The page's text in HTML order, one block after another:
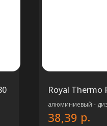
Royal Thermo
алюминиевый -
38,39 р.